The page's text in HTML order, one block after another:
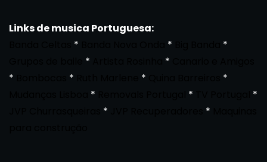
Links de musica Portuguesa:
* *
*
* *
*
* *
*
* *
*
* *